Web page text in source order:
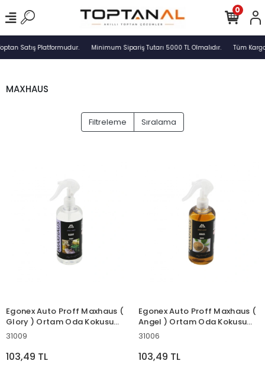
Satış Platformudur. Minimum Sipariş Tutarı 5000 TL Olmalıdır. Tüm
0
MAXHAUS
Filtreleme Sıralama
Egonex Auto Proff Maxhaus (
Glory ) Ortam Oda Kokusu
Sprey 400ml ( Plastik Şişe
31009
103,49 TL
Egonex Auto Proff Maxhaus (
Angel ) Ortam Oda Kokusu
Sprey 400ml ( Plastik Şişe
31006
103,49 TL